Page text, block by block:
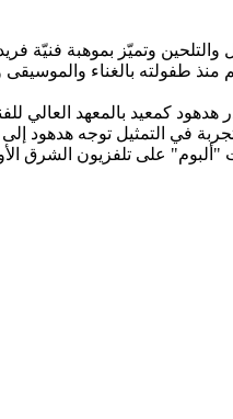
والتلحين وتميّز بموهبة
منذ طفولته بالغناء
في برنامج المسابقات "ألبوم"